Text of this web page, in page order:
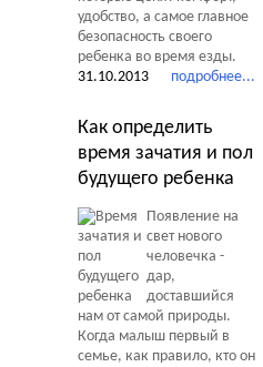
удобство, а самое главное
безопасность своего
ребенка во время езды.
подробнее...
31.10.2013
Как определить
время зачатия и пол
будущего ребенка
Появление на
свет нового
человечка -
дар,
доставшийся
нам от самой природы.
Когда малыш первый в
семье, как правило, кто он